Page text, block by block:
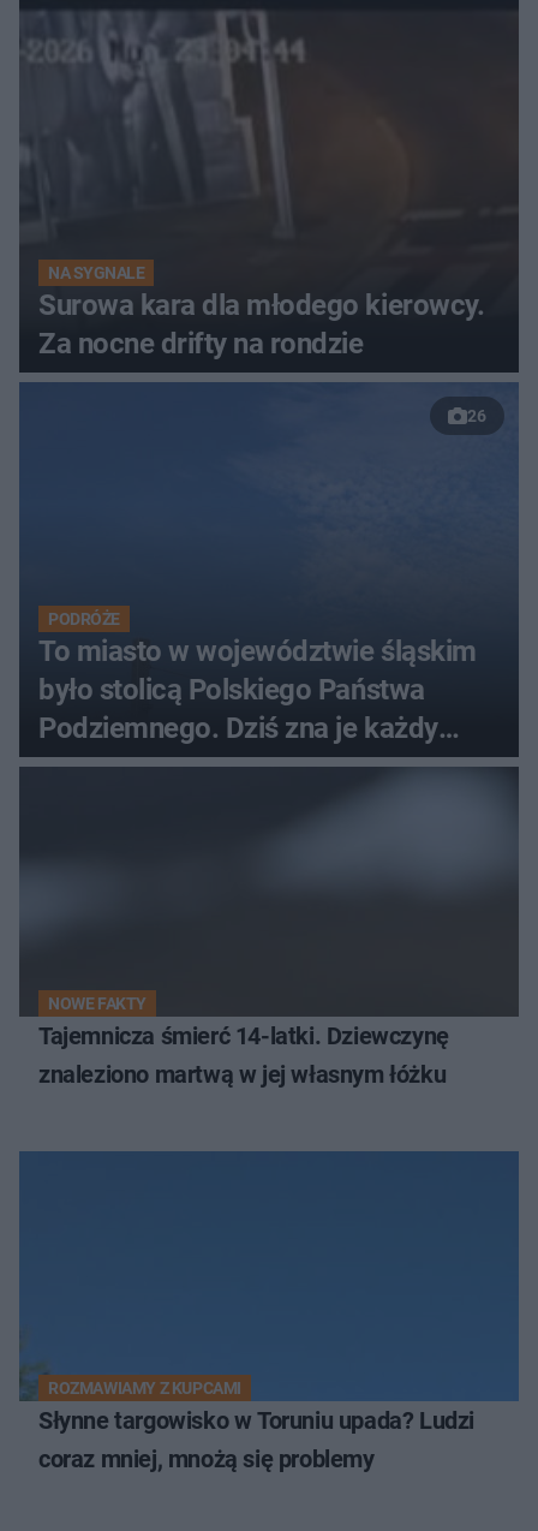
NA SYGNALE
Surowa kara dla młodego kierowcy.
Za nocne drifty na rondzie
26
PODRÓŻE
To miasto w województwie śląskim
było stolicą Polskiego Państwa
Podziemnego. Dziś zna je każdy
pielgrzym
NOWE FAKTY
Tajemnicza śmierć 14-latki. Dziewczynę
znaleziono martwą w jej własnym łóżku
ROZMAWIAMY Z KUPCAMI
Słynne targowisko w Toruniu upada? Ludzi
coraz mniej, mnożą się problemy